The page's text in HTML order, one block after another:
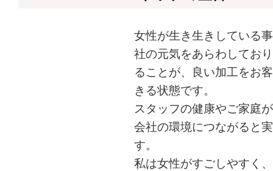
女性が生き生きしている
社の元気をあらわしてお
ることが、良い加工をお
きる状態です。
スタッフの健康やご家庭
会社の環境につながると
す。
私は女性がすごしやすく